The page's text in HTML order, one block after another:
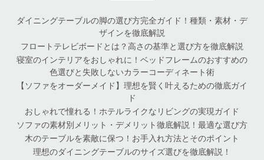
ダイニングテーブルの脚の選び方完全ガイド！種類・素材・デ
ザインを徹底解説
フロートテレビボードとは？高さの基準と選び方を徹底解説
寝室のインテリアをおしゃれに！ベッドフレームのおすすめの
色選びと失敗しないカラーコーディネート術
【ソファをオーダーメイド】理想を賢く叶えるための徹底ガイ
ド
おしゃれで憧れる！ホテルライクなリビングの実現ガイド
ソファの素材別メリット・デメリット徹底解説！最適な選び方
木のテーブルを素敵に保つ！お手入れ方法とそのポイント
理想のダイニングテーブルのサイズ選びを徹底解説！